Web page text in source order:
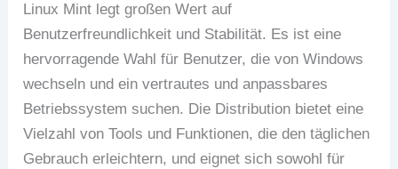
Linux Mint legt großen Wert auf
Benutzerfreundlichkeit und Stabilität. Es ist eine
hervorragende Wahl für Benutzer, die von Windows
wechseln und ein vertrautes und anpassbares
Betriebssystem suchen. Die Distribution bietet eine
Vielzahl von Tools und Funktionen, die den täglichen
Gebrauch erleichtern, und eignet sich sowohl für